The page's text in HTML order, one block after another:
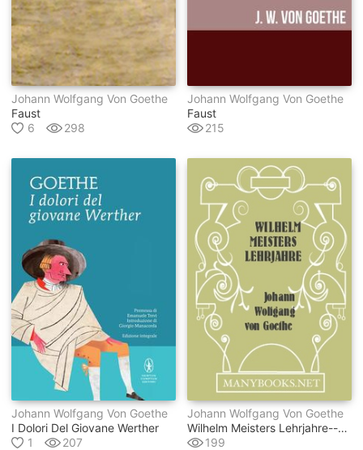
Johann Wolfgang Von Goethe
Faust
6
298
Johann Wolfgang Von Goethe
Faust
215
Johann Wolfgang Von Goethe
I Dolori Del Giovane Werther
1
207
Johann Wolfgang Von Goethe
Wilhelm Meisters Lehrjahre--buch 5
199